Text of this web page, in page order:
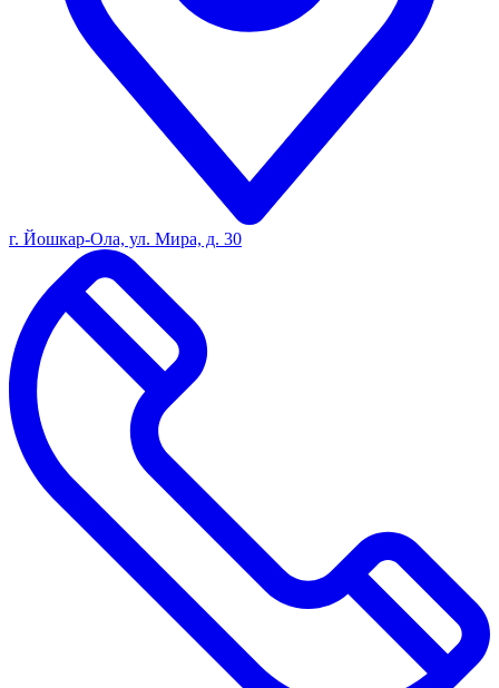
г. Йошкар-Ола, ул. Мира, д. 30